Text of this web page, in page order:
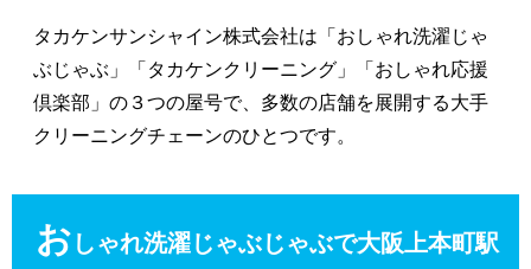
タカケンサンシャイン株式会社は「おしゃれ洗濯じゃ
ぶじゃぶ」「タカケンクリーニング」「おしゃれ応援
倶楽部」の３つの屋号で、多数の店舗を展開する大手
クリーニングチェーンのひとつです。
お しゃれ洗濯じゃぶじゃぶで大阪上本町駅